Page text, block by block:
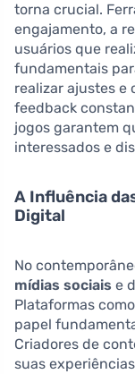
torna crucial.
engajamento, a
usuários que
fundamentais
realizar ajustes e
feedback
jogos garantem
interessados e
A Influência
Digital
No
mídias sociais e
Plataformas
papel
Criadores de
suas